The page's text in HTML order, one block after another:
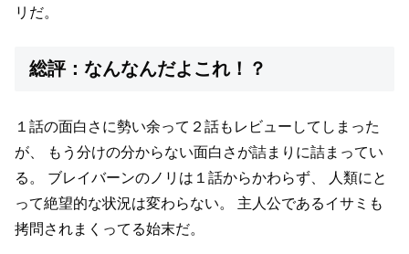
リだ。
総評：なんなんだよこれ！？
１話の面白さに勢い余って２話もレビューしてしまった
が、
もう分けの分からない面白さが詰まりに詰まってい
る。
ブレイバーンのノリは１話からかわらず、
人類にと
って絶望的な状況は変わらない。
主人公であるイサミも
拷問されまくってる始末だ。